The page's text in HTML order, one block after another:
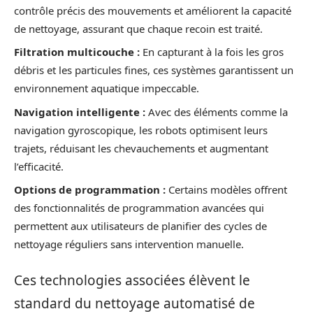
contrôle précis des mouvements et améliorent la capacité
de nettoyage, assurant que chaque recoin est traité.
Filtration multicouche : En capturant à la fois les gros
débris et les particules fines, ces systèmes garantissent un
environnement aquatique impeccable.
Navigation intelligente : Avec des éléments comme la
navigation gyroscopique, les robots optimisent leurs
trajets, réduisant les chevauchements et augmentant
l’efficacité.
Options de programmation : Certains modèles offrent
des fonctionnalités de programmation avancées qui
permettent aux utilisateurs de planifier des cycles de
nettoyage réguliers sans intervention manuelle.
Ces technologies associées élèvent le
standard du nettoyage automatisé de